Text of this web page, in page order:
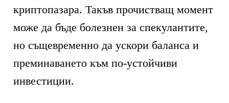
криптопазара. Такъв прочистващ момент
може да бъде болезнен за спекулантите,
но същевременно да ускори баланса и
преминаването към по-устойчиви
инвестиции.